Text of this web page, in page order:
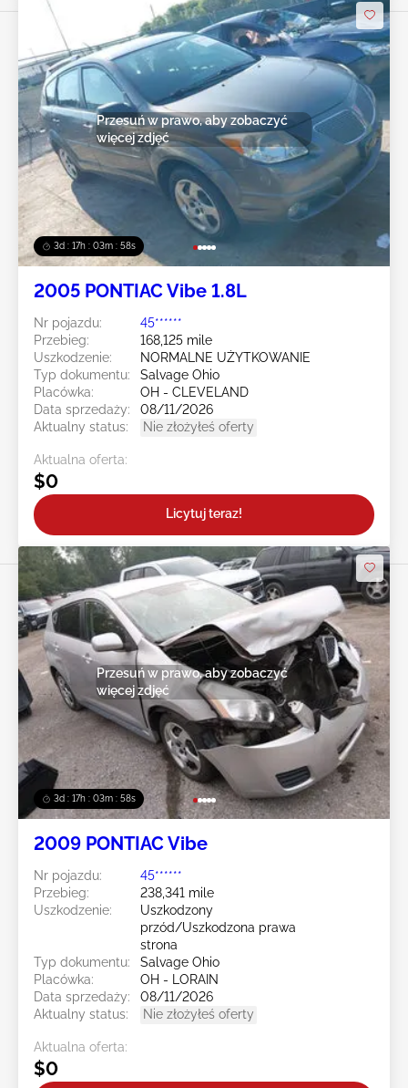
3d : 17h : 03m : 55s
Przesuń w prawo, aby zobaczyć
więcej zdjęć
2005 PONTIAC Vibe 1.8L
Nr pojazdu:
45******
Przebieg:
168,125 mile
Uszkodzenie:
NORMALNE UŻYTKOWANIE
Typ dokumentu:
Salvage Ohio
Placówka:
OH - CLEVELAND
Data sprzedaży:
08/11/2026
Aktualny status:
Nie złożyłeś oferty
Aktualna oferta:
$0
Licytuj teraz!
3d : 17h : 03m : 55s
Przesuń w prawo, aby zobaczyć
więcej zdjęć
2009 PONTIAC Vibe
Nr pojazdu:
45******
Przebieg:
238,341 mile
Uszkodzenie:
Uszkodzony
przód/Uszkodzona prawa
strona
Typ dokumentu:
Salvage Ohio
Placówka:
OH - LORAIN
Data sprzedaży:
08/11/2026
Aktualny status:
Nie złożyłeś oferty
Aktualna oferta:
$0